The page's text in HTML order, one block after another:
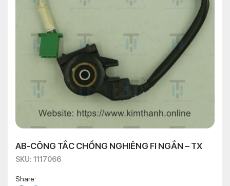
AB-CÔNG TẮC CHỐNG NGHIÊNG FI NGẮN – TX
SKU: 1117066
Share: